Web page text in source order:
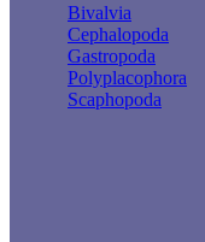
Bivalvia
Cephalopoda
Gastropoda
Polyplacophora
Scaphopoda